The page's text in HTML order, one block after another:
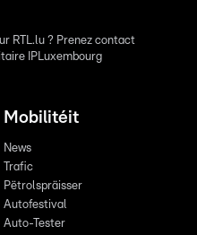
RTL.lu ? Prenez contact
IPLuxembourg
Mobilitéit
News
Trafic
Pëtrolspräisser
Autofestival
Auto-Tester